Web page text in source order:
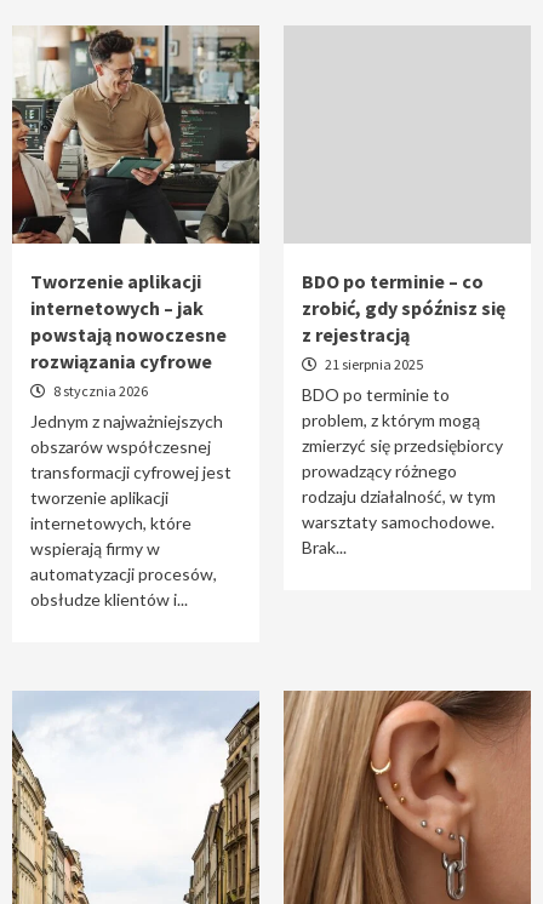
Tworzenie aplikacji
internetowych – jak
powstają nowoczesne
rozwiązania cyfrowe
8 stycznia 2026
Jednym z najważniejszych
obszarów współczesnej
transformacji cyfrowej jest
tworzenie aplikacji
internetowych, które
wspierają firmy w
automatyzacji procesów,
obsłudze klientów i...
BDO po terminie – co
zrobić, gdy spóźnisz się
z rejestracją
21 sierpnia 2025
BDO po terminie to
problem, z którym mogą
zmierzyć się przedsiębiorcy
prowadzący różnego
rodzaju działalność, w tym
warsztaty samochodowe.
Brak...